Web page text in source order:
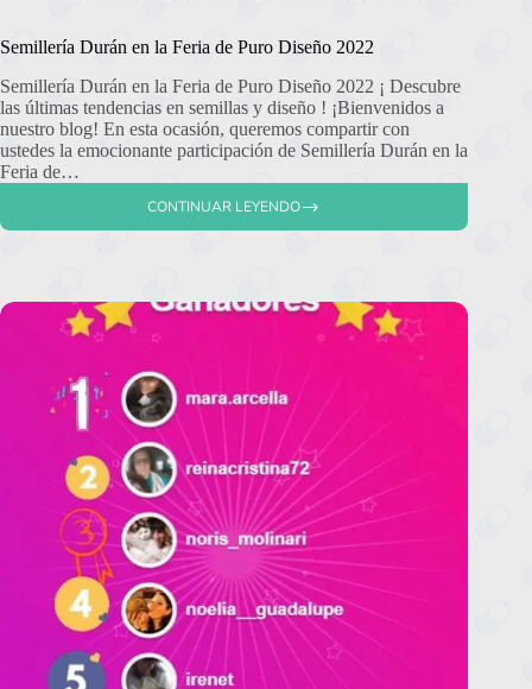
Semillería Durán en la Feria de Puro Diseño 2022
Semillería Durán en la Feria de Puro Diseño 2022 ¡ Descubre
las últimas tendencias en semillas y diseño ! ¡Bienvenidos a
nuestro blog! En esta ocasión, queremos compartir con
ustedes la emocionante participación de Semillería Durán en la
Feria de…
CONTINUAR LEYENDO
SEMILLERÍA
DURÁN
DE